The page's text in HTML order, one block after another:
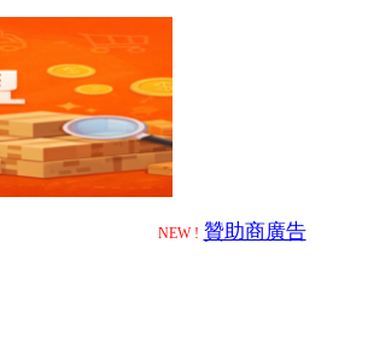
NEW ! 贊助商廣告